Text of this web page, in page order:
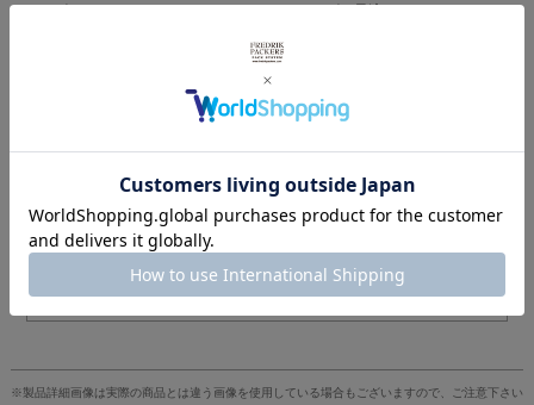
Sサイズは、ローカット、ミドルカットのシューズに最適です。ハイカットや
商品写真を見る
※製品詳細画像は実際の商品とは違う画像を使用している場合もございますので、ご注意下さい